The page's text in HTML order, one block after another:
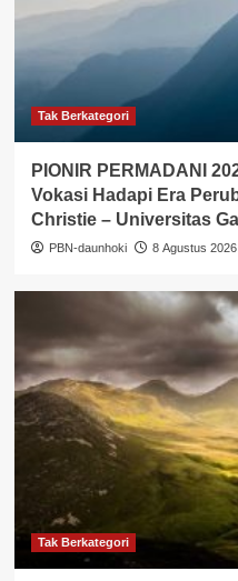
Tak Berkategori
PIONIR PERMADANI
Vokasi Hadapi Era
Christie – Universitas
PBN-daunhoki 8 Agustus 2026
Tak Berkategori